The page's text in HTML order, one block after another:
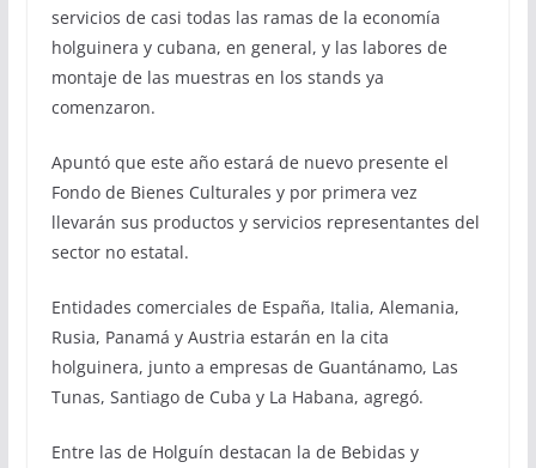
servicios de casi todas las ramas de la economía
holguinera y cubana, en general, y las labores de
montaje de las muestras en los stands ya
comenzaron.
Apuntó que este año estará de nuevo presente el
Fondo de Bienes Culturales y por primera vez
llevarán sus productos y servicios representantes del
sector no estatal.
Entidades comerciales de España, Italia, Alemania,
Rusia, Panamá y Austria estarán en la cita
holguinera, junto a empresas de Guantánamo, Las
Tunas, Santiago de Cuba y La Habana, agregó.
Entre las de Holguín destacan la de Bebidas y